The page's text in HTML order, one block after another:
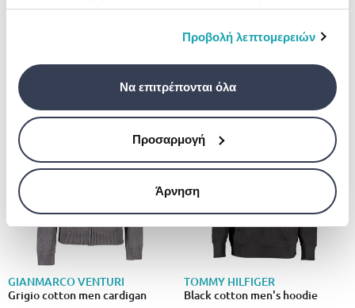
πληροφορίες που τους έχετε παραχωρήσει ή τις
οποίες έχουν συλλέξει σε σχέση με την από μέρους
Προβολή λεπτομερειών
Να επιτρέπονται όλα
Προσαρμογή
Άρνηση
FUNKY BUDDHA
GIANMARCO VENTURI
Grigio cotton men cardigan
TOMMY HILFIGER
Black cotton men's hoodie